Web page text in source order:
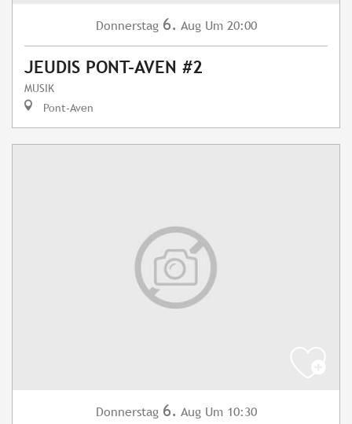
Donnerstag 6. Aug Um 20:00
JEUDIS PONT-AVEN #2
MUSIK
Pont-Aven
Donnerstag 6. Aug Um 10:30